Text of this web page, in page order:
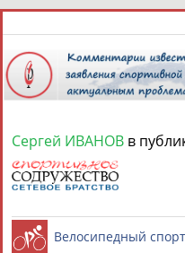
9
СПОРТСМЕНЫ,
Сергей ИВАНОВ в